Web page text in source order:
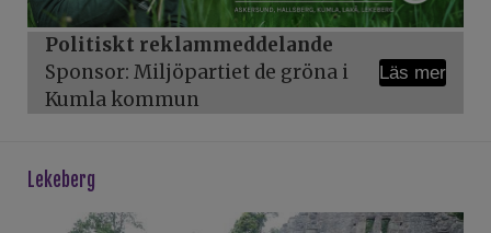
Politiskt reklammeddelande
Sponsor: Miljöpartiet de gröna i
Kumla kommun
Läs mer
lekeberg